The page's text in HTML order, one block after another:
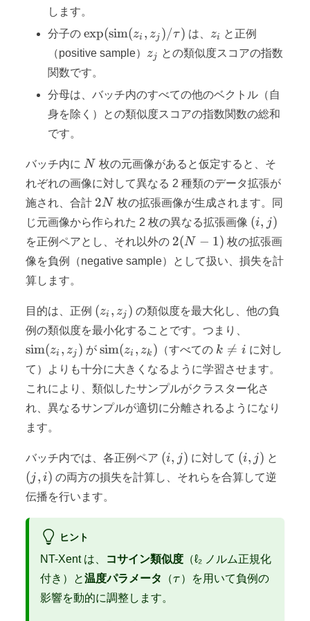
します。
分子の\exp(\text{sim}
(z_i, z_j)/τ)
exp(sim(zi , zj )/τ ) は、 z_i
zi
と正例
（positive sample） z_j
zj
との類似度スコアの指数
関数です。
分母は、バッチ内のすべての他のベクトル（自
身を除く）との類似度スコアの指数関数の総和
です。
バッチ内に N
N 枚の元画像があると仮定すると、そ
れぞれの画像に対して異なる 2 種類のデータ拡張が
施され、合計 2N
2N 枚の拡張画像が生成されます。同
じ元画像から作られた 2 枚の異なる拡張画像 (i,
j)
(i, j)
を正例ペアとし、それ以外の 2(N
- 1)
2(N − 1) 枚の拡張画
像を負例（negative sample）として扱い、損失を計
算します。
目的は、正例 (z_i,
z_j)
(zi , zj ) の類似度を最大化し、他の負
例の類似度を最小化することです。つまり、
(z_i, z_j)
sim(zi , zj ) が\text{sim}
(z_i, z_k)
sim(zi , zk ) （すべての k
\neq
k 
= i に対し
て）よりも十分に大きくなるように学習させます。
これにより、類似したサンプルがクラスター化さ
れ、異なるサンプルが適切に分離されるようになり
ます。
バッチ内では、各正例ペア (i,
(i, j) に対して (i,
j)
(i, j) と
(j, i) の両方の損失を計算し、それらを合算して逆
伝播を行います。
ヒント
NT-Xent は、 コサイン類似度 （ℓ₂ ノルム正規化
付き）と温度パラメータ （\tau
τ ）を用いて負例の
影響を動的に調整します。